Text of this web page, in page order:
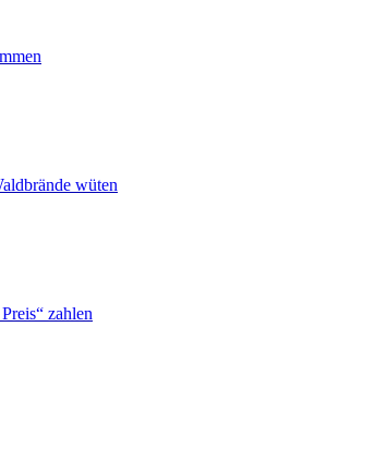
wüten
zahlen